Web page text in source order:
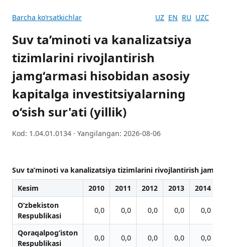
Barcha koʻrsatkichlar UZ EN RU UZC
Suv ta’minoti va kanalizatsiya
tizimlarini rivojlantirish
jamg‘armasi hisobidan asosiy
kapitalga investitsiyalarning
o‘sish sur'ati (yillik)
Kod: 1.04.01.0134 · Yangilangan: 2026-08-06
Suv ta’minoti va kanalizatsiya tizimlarini rivojlantirish
Kesim
2010 2011 2012 2013 2014
O‘zbekiston
Respublikasi
0,0 0,0 0,0 0,0 0,0
Qoraqalpog‘iston
Respublikasi
0,0 0,0 0,0 0,0 0,0